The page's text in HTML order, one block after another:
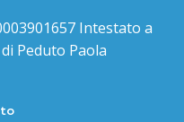
Intestato a
Peduto Paola